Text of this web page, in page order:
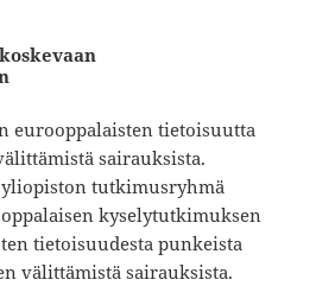
eurooppalaisten tietoisuutta
sairauksista.
yliopiston tutkimusryhmä
kyselytutkimuksen
tietoisuudesta punkeista
välittämistä sairauksista.